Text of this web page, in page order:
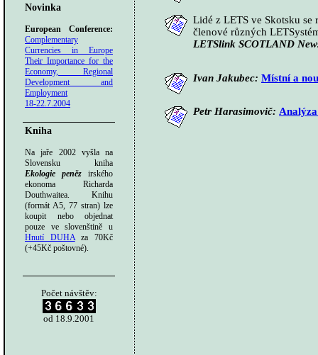
Novinka
European Conference:
Complementary
Currencies in Europe
Their Importance for the
Economy, Regional
Development and
Employment
18-22.7.2004
Kniha
Na jaře 2002 vyšla na
Slovensku kniha
Ekologie peněz irského
ekonoma Richarda
Douthwaitea. Knihu
(formát A5, 77 stran) lze
koupit nebo objednat
pouze ve slovenštině u
Hnutí DUHAza 70Kč
(+45Kč poštovné).
Počet návštěv:
od 18.9.2001
Lidé z LETS ve Skotsku
členové různých
LETSlink SCOTLAND
Ivan Jakubec: Místní a
Petr Harasimovič: